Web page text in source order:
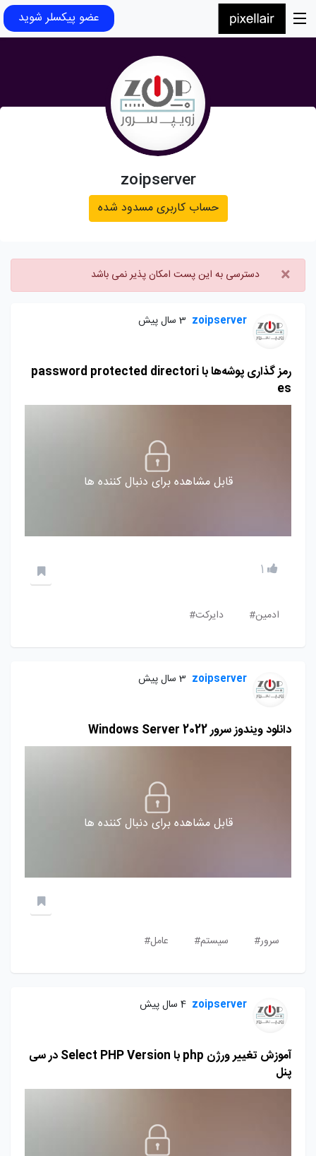
عضو پیکسلر شوید
zoipserver
حساب کاربری مسدود شده
× دسترسی به این پست امکان پذیر نمی باشد
zoipserver 3 سال پیش
رمز گذاری پوشه‌ها با password protected directori
es
قابل مشاهده برای دنبال کننده ها
1
ادمین# دایرکت#
zoipserver 3 سال پیش
دانلود ویندوز سرور Windows Server 2022
قابل مشاهده برای دنبال کننده ها
سرور# سیستم# عامل#
zoipserver 4 سال پیش
آموزش تغییر ورژن php با Select PHP Version در سی
پنل